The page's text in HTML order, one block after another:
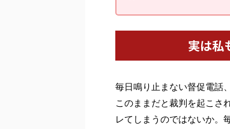
実は私
毎日鳴り止まない督促電話
このままだと裁判を起こさ
レてしまうのではないか。